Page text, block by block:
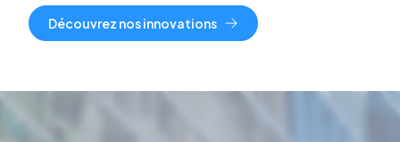
Découvrez nos innovations